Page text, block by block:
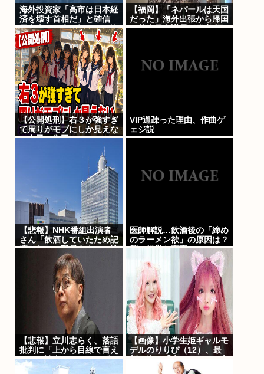
海外投資家「高市は日本経
済を壊す首相だ」と確信
日本人より先に気づいた海
外投資家 円がゴミ化して
いる理由
【福岡】「ネパールは天国
だった」海外出張から帰国
の蔵内勇夫議長が発言 福
【公開処刑】右３が強すぎ
て周りがモブにしか見えな
い女子の集団www
VIP過疎った理由、作曲ゲ
ェジ説
【悲報】NHK番組出演者
さん「飲酒していたため記
憶にない」職員さんへの性
覚・・・・・・・・・
医師解説…飲酒後の「締め
のラーメン欲」の原因は？
脳の錯覚と真実 [8/5]
【悲報】立川志らく、落語
批判に「上から目線で言え
るのは談志くらい」とピシ
ャリ
【画像】小学生姫ギャルモ
デルのりりぴ（12）、最
新の姿に「痩せすぎ」と心